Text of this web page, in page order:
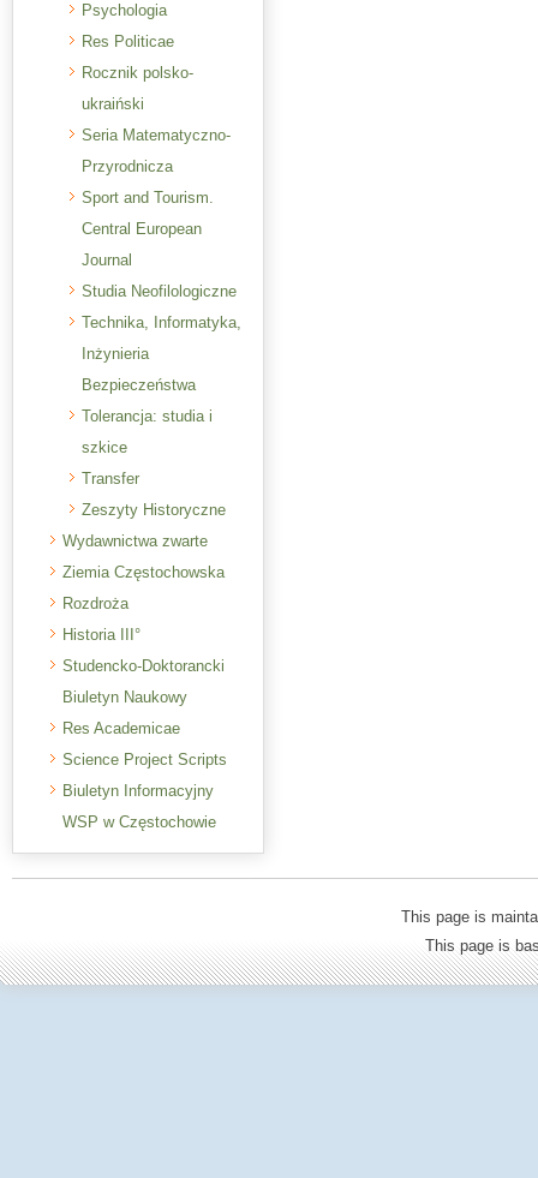
Psychologia
Res Politicae
Rocznik polsko-
ukraiński
Seria Matematyczno-
Przyrodnicza
Sport and Tourism.
Central European
Journal
Studia Neofilologiczne
Technika, Informatyka,
Inżynieria
Bezpieczeństwa
Tolerancja: studia i
szkice
Transfer
Zeszyty Historyczne
Wydawnictwa zwarte
Ziemia Częstochowska
Rozdroża
Historia III°
Studencko-Doktorancki
Biuletyn Naukowy
Res Academicae
Science Project Scripts
Biuletyn Informacyjny
WSP w Częstochowie
This page is
This page is